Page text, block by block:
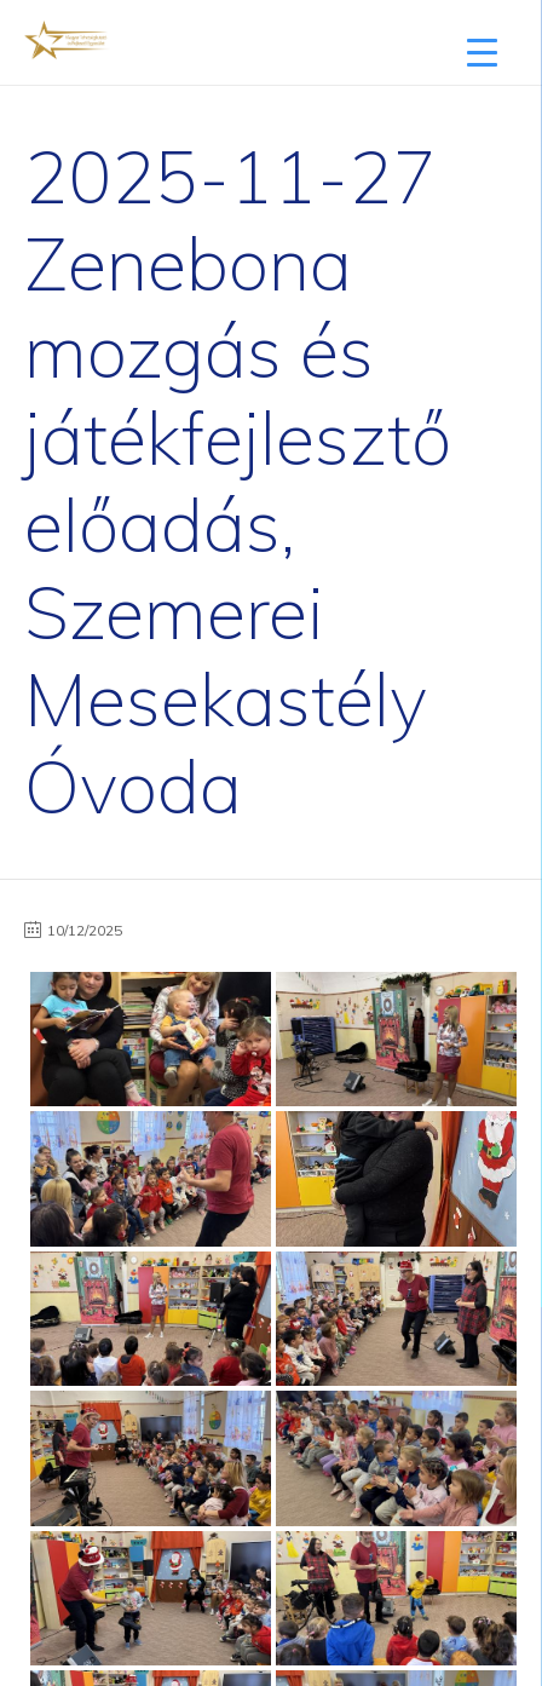
2025-11-27
Zenebona
mozgás és
játékfejlesztő
előadás,
Szemerei
Mesekastély
Óvoda
10/12/2025